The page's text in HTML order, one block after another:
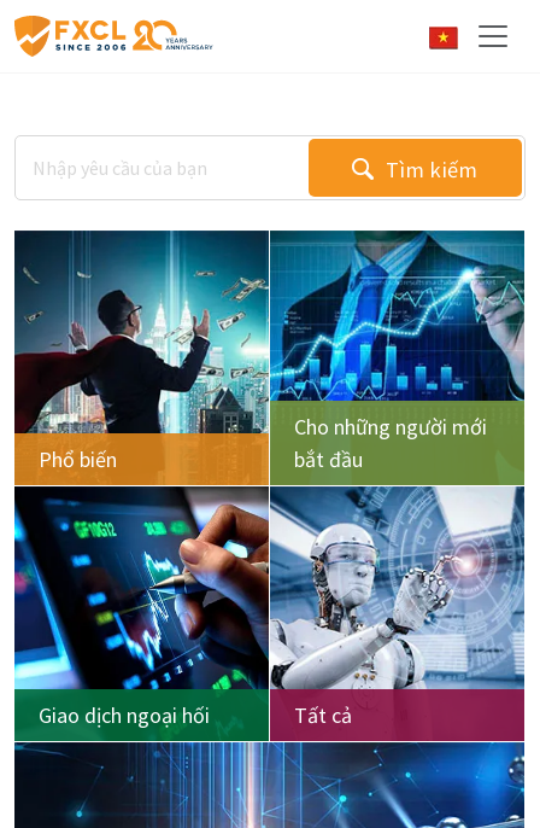
Tìm kiếm
Phổ biến
Cho những người mới
bắt đầu
Giao dịch ngoại hối Tất cả